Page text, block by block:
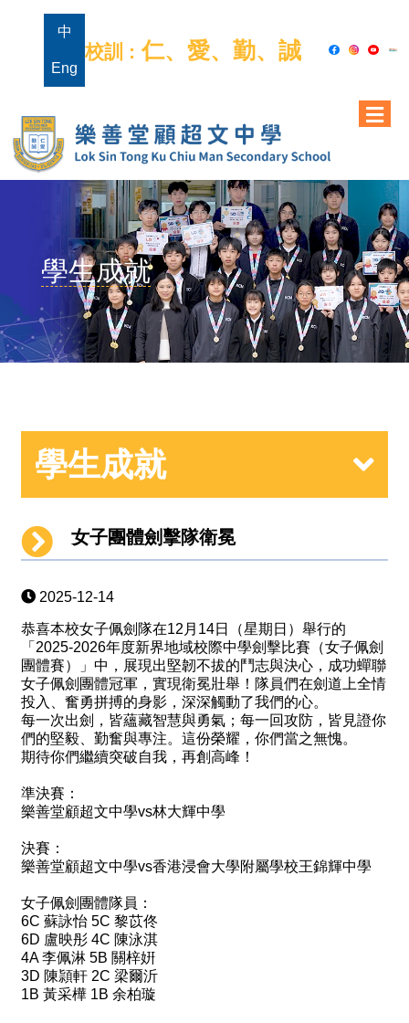
中
Eng
校訓 : 仁、愛、勤、誠
學生成就
學生成就
女子團體劍擊隊衛冕
2025-12-14
恭喜本校女子佩劍隊在12月14日（星期日）舉行的
「2025-2026年度新界地域校際中學劍擊比賽（女子佩劍
團體賽）」中，展現出堅韌不拔的鬥志與決心，成功蟬聯
女子佩劍團體冠軍，實現衛冕壯舉！隊員們在劍道上全情
投入、奮勇拼搏的身影，深深觸動了我們的心。
每一次出劍，皆蘊藏智慧與勇氣；每一回攻防，皆見證你
們的堅毅、勤奮與專注。這份榮耀，你們當之無愧。
期待你們繼續突破自我，再創高峰！
準決賽：
樂善堂顧超文中學vs林大輝中學
決賽：
樂善堂顧超文中學vs香港浸會大學附屬學校王錦輝中學
女子佩劍團體隊員：
6C 蘇詠怡 5C 黎苡佟
6D 盧映彤 4C 陳泳淇
4A 李佩淋 5B 關梓姸
3D 陳頴軒 2C 梁爾沂
1B 黃采樺 1B 余柏璇